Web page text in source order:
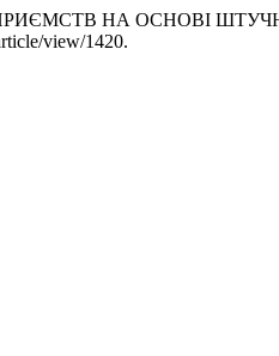
НА ОСНОВІ
view/1420.